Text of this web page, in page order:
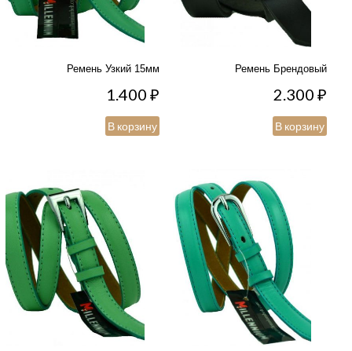
Ремень Узкий 15мм
1.400₽
В корзину
Ремень Брендовый
2.300₽
В корзину